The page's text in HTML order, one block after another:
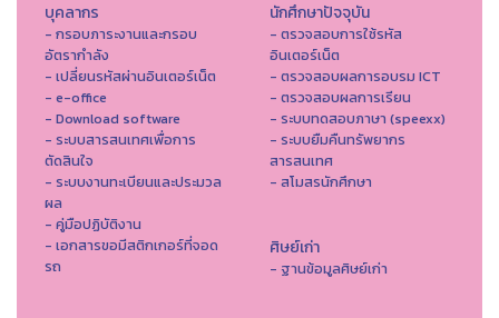
บุคลากร
- กรอบภาระงานและกรอบ
อัตรากำลัง
- เปลี่ยนรหัสผ่านอินเตอร์เน็ต
- e-office
- Download software
- ระบบสารสนเทศเพื่อการ
ตัดสินใจ
- ระบบงานทะเบียนและประมวล
ผล
- คู่มือปฏิบัติงาน
- เอกสารขอมีสติกเกอร์ที่จอด
รถ
นักศึกษาปัจจุบัน
- ตรวจสอบการใช้รหัส
อินเตอร์เน็ต
- ตรวจสอบผลการอบรม ICT
- ตรวจสอบผลการเรียน
- ระบบทดสอบภาษา (speexx)
- ระบบยืมคืนทรัพยากร
สารสนเทศ
- สโมสรนักศึกษา
ศิษย์เก่า
- ฐานข้อมูลศิษย์เก่า